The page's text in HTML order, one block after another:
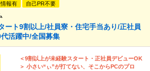
報有 自己PR不要
ート9割以上/社員寮・住宅手当あり/正社員
活躍中/全国募集
＜9割以上が未経験スタート・正社員デビューOK
＞ 小さい“ぃ”が打てない、そこからPCのプロ